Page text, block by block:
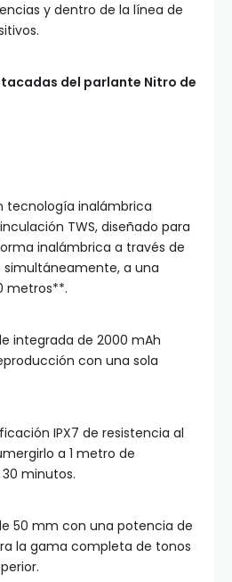
y dentro de la línea de
del parlante Nitro de
tecnología inalámbrica
TWS, diseñado para
inalámbrica a través de
simultáneamente, a una
metros**.
integrada de 2000 mAh
con una sola
IPX7 de resistencia al
a 1 metro de
minutos.
50 mm con una potencia de
la gama completa de tonos